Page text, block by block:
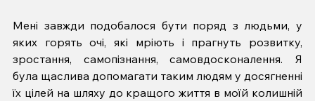
Мені завжди подобалося бути поряд з людьми, у
яких горять очі, які мріють і прагнуть розвитку,
зростання, самопізнання, самовдосконалення. Я
була щаслива допомагати таким людям у досягненні
їх цілей на шляху до кращого життя в моїй колишній